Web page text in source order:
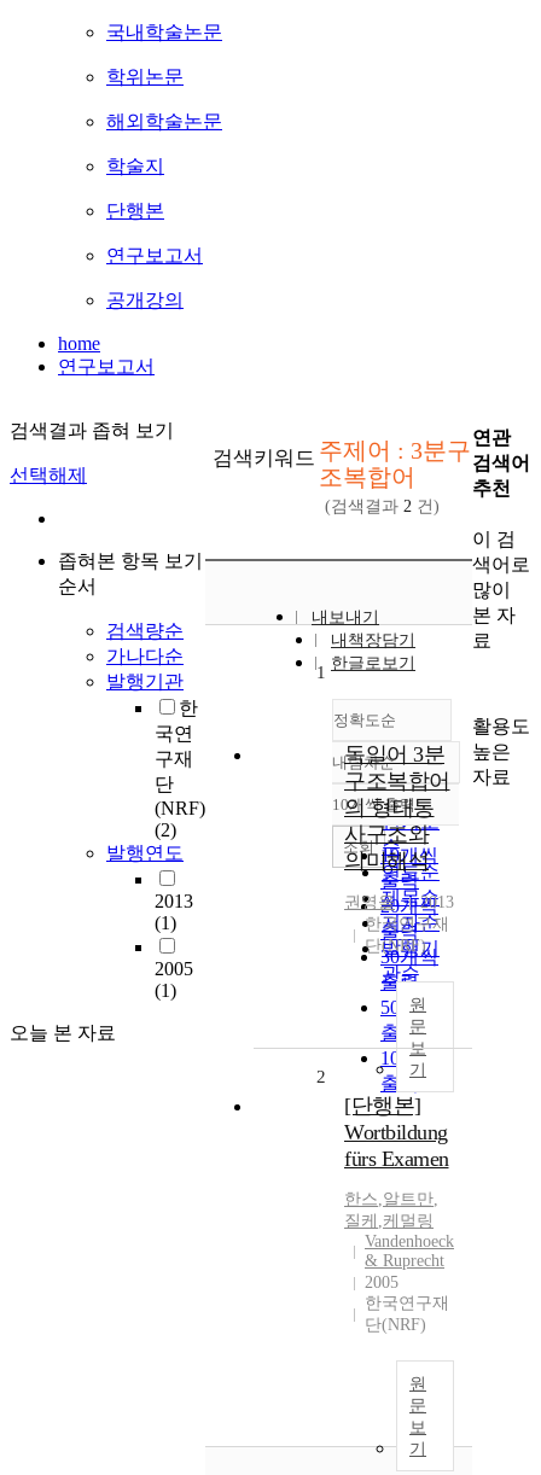
국내학술논문
학위논문
해외학술논문
학술지
단행본
연구보고서
공개강의
home
연구보고서
검색결과 좁혀 보기
선택해제
좁혀본 항목 보기
순서
검색량순
가나다순
발행기관
한
국연
구재
단
(NRF)
(2)
발행연도
2013
(1)
2005
(1)
오늘 본 자료
검색키워드 주제어 : 3분구
조복합어
(검색결과 2 건)
내보내기
내책장담기
한글로보기
정확도순
정확도
순
인기도
순
연도순
제목순
저자순
발행기
관순
내림차순
내림차순
10개씩 출력
10개씩
출력
20개씩
출력
30개씩
출력
50개씩
출력
100개씩
출력
조회
1
독일어 3분
구조복합어
의 형태통
사구조와
의미해석
권영을
2013
한국연구재
단(NRF)
원
문
보
기
2
[단행본]
Wortbildung
fürs Examen
한스,알트만,
질케 ,케멀링
Vandenhoeck
& Ruprecht
2005
한국연구재
단(NRF)
원
문
보
기
연관
검색어
추천
이 검
색어로
많이
본 자
료
활용도
높은
자료